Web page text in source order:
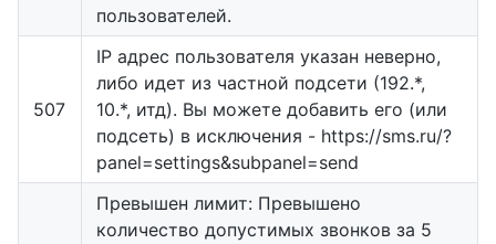
пользователей.
507
IP адрес пользователя указан неверно,
либо идет из частной подсети (192.*,
10.*, итд). Вы можете добавить его (или
подсеть) в исключения - https://sms.ru/?
panel=settings&subpanel=send
Превышен лимит: Превышено
количество допустимых звонков за 5